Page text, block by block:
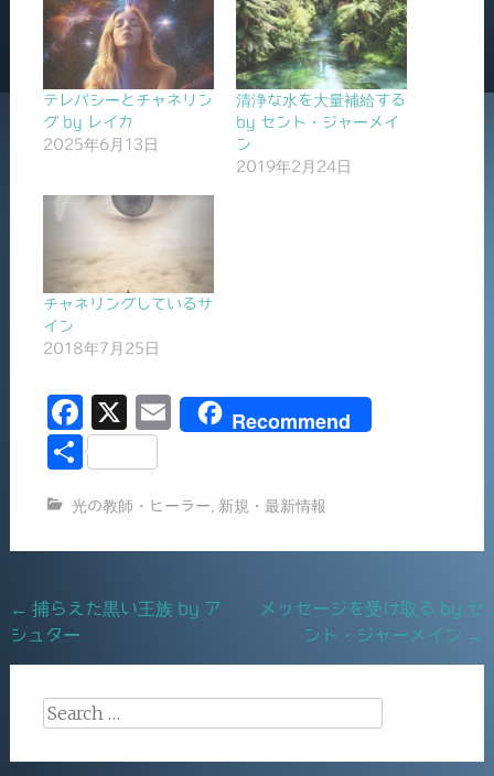
テレパシーとチャネリン
グ by レイカ
2025年6月13日
清浄な水を大量補給する
by セント・ジャーメイ
ン
2019年2月24日
チャネリングしているサ
イン
2018年7月25日
F
a
e
b
o
k
X
E
l
Recommend
共
光の教師・ヒーラー 新規・最新情報
Post
navigation
← 捕らえた黒い王族 by ア
シュター
メッセージを受け取る by セ
ント・ジャーメイン →
Search